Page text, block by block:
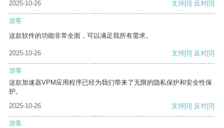
2025-10-26
支持[0] 反对[0]
游客
这款软件的功能非常全面，可以满足我所有需求。
2025-10-26 支持[0] 反对[0]
游客
这款加速器VPM应用程序已经为我们带来了无限的隐私保护和安全性保
护。
2025-10-26
支持[0] 反对[0]
游客